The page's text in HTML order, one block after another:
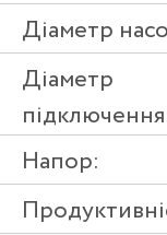
Діаметр
Діаметр
Напор: